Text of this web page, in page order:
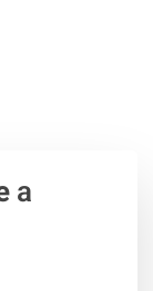
a